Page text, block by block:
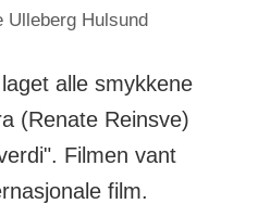
Ulleberg Hulsund
alle smykkene
(Renate Reinsve)
Filmen vant
film.